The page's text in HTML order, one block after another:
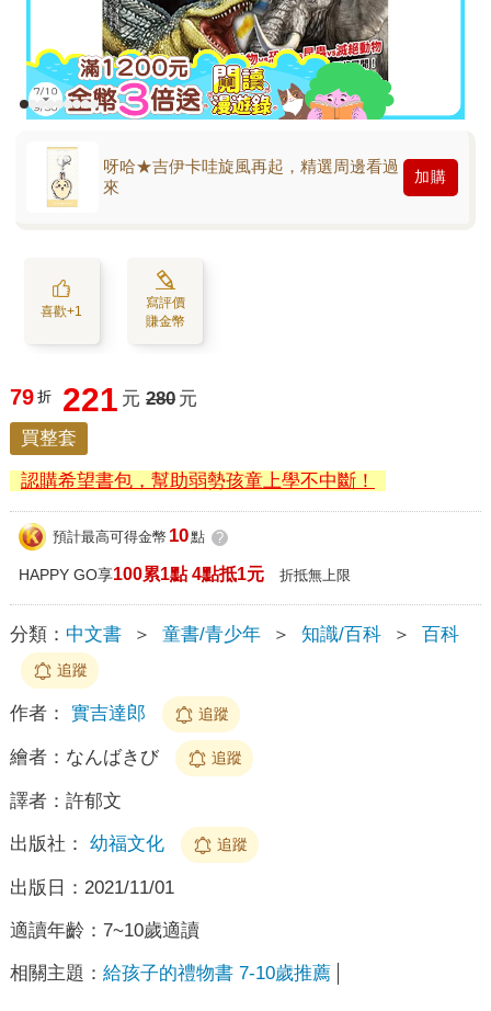
呀哈★吉伊卡哇旋風再起，精選周邊看過
來
加購
喜歡+1
寫評價
賺金幣
79 折 221 元 280 元
買整套
認購希望書包，幫助弱勢孩童上學不中斷！
預計最高可得金幣 10點 ?
HAPPY GO享100累1點 4點抵1元 折抵無上限
分類： 中文書 ＞ 童書/青少年 ＞ 知識/百科 ＞ 百科
追蹤
作者： 實吉達郎 追蹤
繪者： なんばきび 追蹤
譯者： 許郁文
出版社： 幼福文化 追蹤
出版日： 2021/11/01
適讀年齡： 7~10歲適讀
相關主題： 給孩子的禮物書 7-10歲推薦